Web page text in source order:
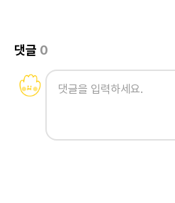
댓글 0